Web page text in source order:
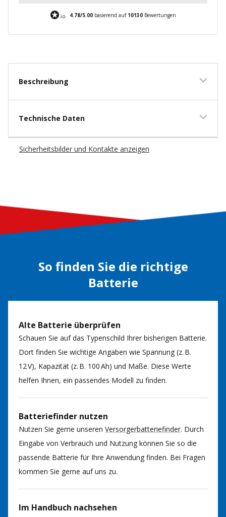
4.78/5.00basierend auf 10130Bewertungen
Beschreibung
Technische Daten
Sicherheitsbilder und Kontakte anzeigen
So finden Sie die richtige
Batterie
Alte Batterie überprüfen
Schauen Sie auf das Typenschild Ihrer bisherigen Batterie.
Dort finden Sie wichtige Angaben wie Spannung (z. B.
12 V), Kapazität (z. B. 100 Ah) und Maße. Diese Werte
helfen Ihnen, ein passendes Modell zu finden.
Batteriefinder nutzen
Nutzen Sie gerne unseren Versorgerbatteriefinder. Durch
Eingabe von Verbrauch und Nutzung können Sie so die
passende Batterie für Ihre Anwendung finden. Bei Fragen
kommen Sie gerne auf uns zu.
Im Handbuch nachsehen